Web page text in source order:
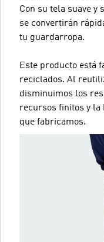
Con su tela suave y
se convertirán
tu guardarropa.
Este producto está
reciclados. Al
disminuimos los
recursos finitos y la
que fabricamos.